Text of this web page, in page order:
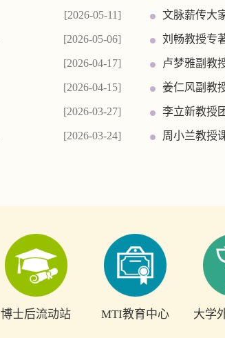
[2026-05-11]
[2026-05-06]
[2026-04-17]
[2026-04-15]
[2026-03-27]
[2026-03-24]
文脉薪传大
刘畅教授专
卢梦雅副教
姜仁风副教
李立新教授
周小兰教授
博士后流动站 MTI教育中心 大学